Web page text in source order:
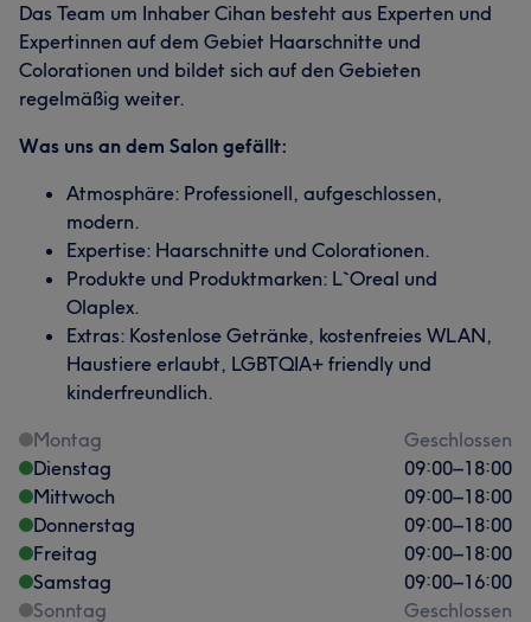
Das Team um Inhaber Cihan besteht aus Experten und
Expertinnen auf dem Gebiet Haarschnitte und
Colorationen und bildet sich auf den Gebieten
regelmäßig weiter.
Was uns an dem Salon gefällt:
Atmosphäre: Professionell, aufgeschlossen,
modern.
Expertise: Haarschnitte und Colorationen.
Produkte und Produktmarken: L`Oreal und
Olaplex.
Extras: Kostenlose Getränke, kostenfreies WLAN,
Haustiere erlaubt, LGBTQIA+ friendly und
kinderfreundlich.
Montag
Geschlossen
Dienstag
09:00–18:00
Mittwoch
09:00–18:00
Donnerstag
09:00–18:00
Freitag
09:00–18:00
Samstag
09:00–16:00
Sonntag
Geschlossen